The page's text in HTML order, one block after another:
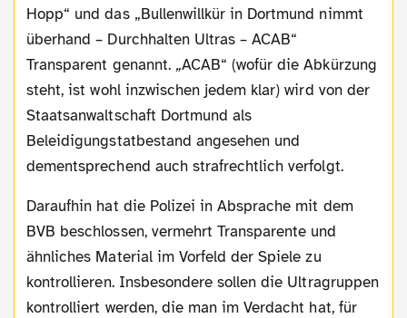
Hopp“ und das „Bullenwillkür in Dortmund nimmt
überhand – Durchhalten Ultras – ACAB“
Transparent genannt.„ACAB“ (wofür die Abkürzung
steht, ist wohl inzwischen jedem klar) wird von der
Staatsanwaltschaft Dortmund als
Beleidigungstatbestand angesehen und
dementsprechend auch strafrechtlich verfolgt.
Daraufhin hat die Polizei in Absprache mit dem
BVB beschlossen, vermehrt Transparente und
ähnliches Material im Vorfeld der Spiele zu
kontrollieren. Insbesondere sollen die Ultragruppen
kontrolliert werden, die man im Verdacht hat, für